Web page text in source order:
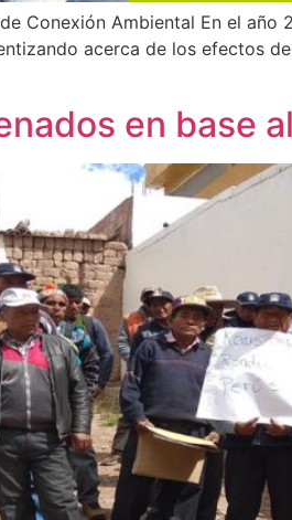
Conexión Ambiental En el
acerca de los efectos
en base